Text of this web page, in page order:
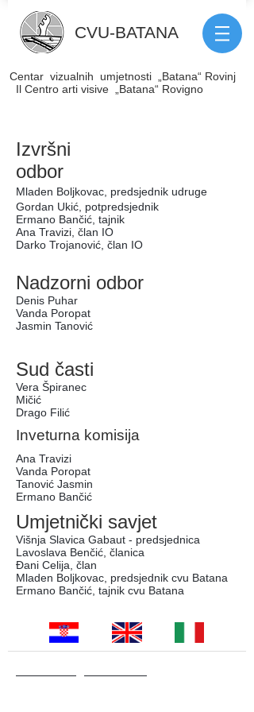
CVU-BATANA
Centar vizualnih umjetnosti „Batana“ Rovinj
Il Centro arti visive „Batana“ Rovigno
Mladen Boljkovac, predsjednik udruge
Gordan Ukić, potpredsjednik
Ermano Bančić, tajnik
Ana Travizi, član IO
Darko Trojanović, član IO
Izvršni
odbor
Nadzorni odbor
Denis Puhar
Vanda Poropat
Jasmin Tanović
Sud časti
Vera Špiranec
Mičić
Drago Filić
Inveturna komisija
Ana Travizi
Vanda Poropat
Tanović Jasmin
Ermano Bančić
Umjetnički savjet
Višnja Slavica Gabaut - predsjednica
Lavoslava Benčić, članica
Đani Celija, član
Mladen Boljkovac, predsjednik cvu Batana
Ermano Bančić, tajnik cvu Batana